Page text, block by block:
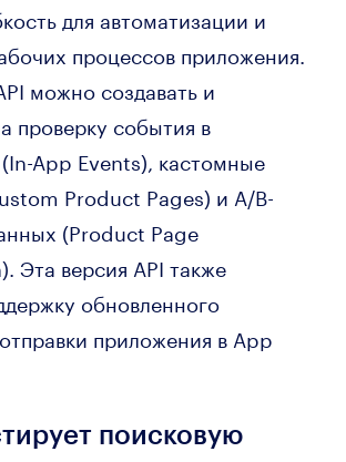
для автоматизации и
процессов приложения.
можно создавать и
проверку события в
App Events), кастомные
Product Pages) и A/B-
(Product Page
Эта версия API также
обновленного
приложения в App
поисковую